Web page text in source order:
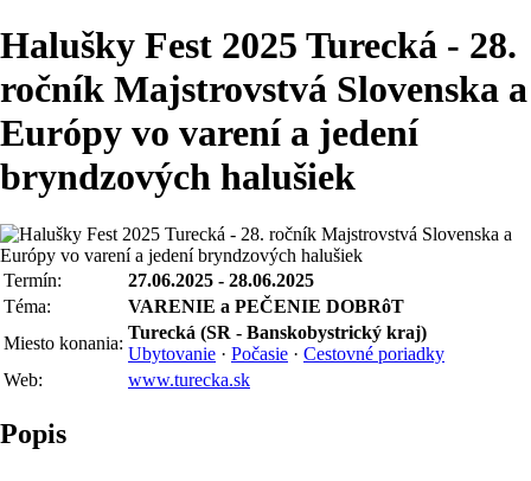
Halušky Fest 2025 Turecká - 28.
ročník Majstrovstvá Slovenska a
Európy vo varení a jedení
bryndzových halušiek
Termín:
27.06.2025 - 28.06.2025
Téma:
VARENIE a PEČENIE DOBRôT
Miesto konania:
Turecká (SR - Banskobystrický kraj)
Ubytovanie · Počasie · Cestovné poriadky
Web:
www.turecka.sk
Popis